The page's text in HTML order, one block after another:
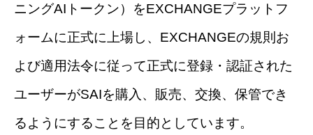
ニングAIトークン）をEXCHANGEプラットフ
ォームに正式に上場し、EXCHANGEの規則お
よび適用法令に従って正式に登録・認証された
ユーザーがSAIを購入、販売、交換、保管でき
るようにすることを目的としています。